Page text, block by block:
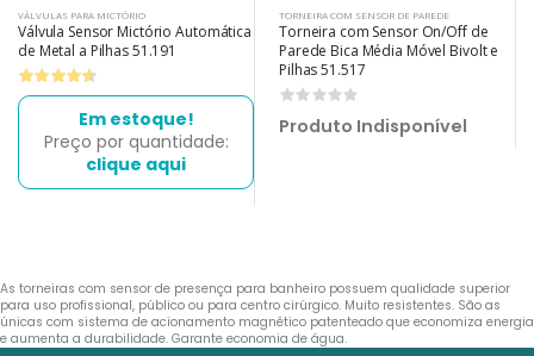
VÁLVULAS PARA MICTÓRIO
Válvula Sensor Mictório Automática
de Metal a Pilhas 51.191
Em estoque!
Preço por quantidade:
clique aqui
TORNEIRA COM SENSOR DE PAREDE
Torneira com Sensor On/Off de
Parede Bica Média Móvel Bivolt e
Pilhas 51.517
Produto Indisponível
As torneiras com sensor de presença para banheiro possuem qualidade superior
para uso profissional, público ou para centro cirúrgico. Muito resistentes. São as
únicas com sistema de acionamento magnético patenteado que economiza energia
e aumenta a durabilidade. Garante economia de água.